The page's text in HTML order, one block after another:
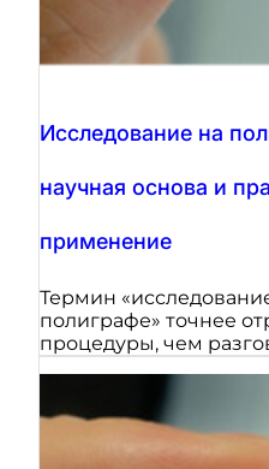
Исследование на
научная основа и
применение
Термин
полиграфе» точнее
процедуры, чем